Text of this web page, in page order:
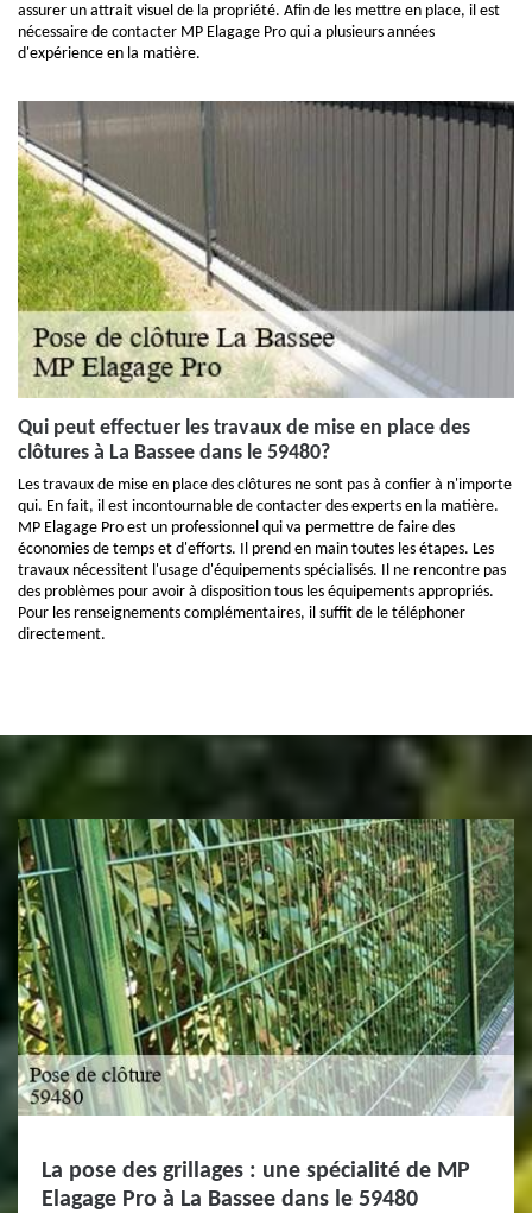
assurer un attrait visuel de la propriété. Afin de les mettre en place, il est
nécessaire de contacter MP Elagage Pro qui a plusieurs années
d'expérience en la matière.
Qui peut effectuer les travaux de mise en place des
clôtures à La Bassee dans le 59480?
Les travaux de mise en place des clôtures ne sont pas à confier à n'importe
qui. En fait, il est incontournable de contacter des experts en la matière.
MP Elagage Pro est un professionnel qui va permettre de faire des
économies de temps et d'efforts. Il prend en main toutes les étapes. Les
travaux nécessitent l'usage d'équipements spécialisés. Il ne rencontre pas
des problèmes pour avoir à disposition tous les équipements appropriés.
Pour les renseignements complémentaires, il suffit de le téléphoner
directement.
La pose des grillages : une spécialité de MP
Elagage Pro à La Bassee dans le 59480